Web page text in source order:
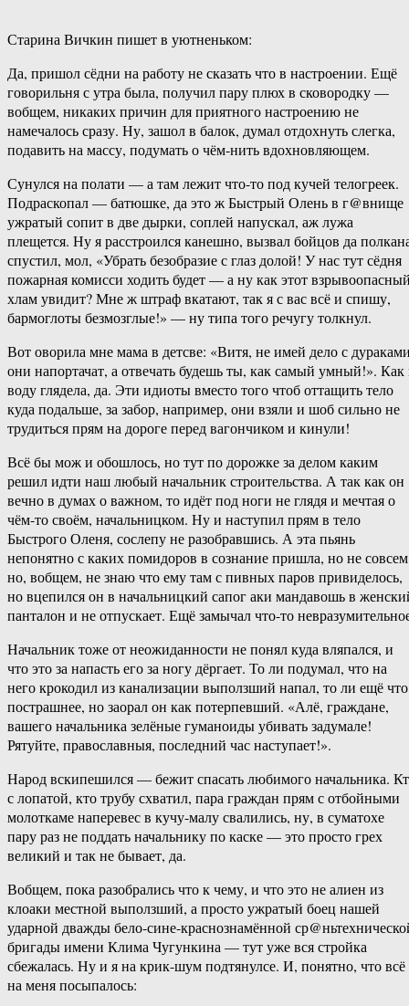
Старина Вичкин пишет в уютненьком:
Да, пришол сёдни на работу не сказать что в настроении. Ещё
говорильня с утра была, получил пару плюх в сковородку —
вобщем, никаких причин для приятного настроению не
намечалось сразу. Ну, зашол в балок, думал отдохнуть слегка,
подавить на массу, подумать о чём-нить вдохновляющем.
Сунулся на полати — а там лежит что-то под кучей телогреек.
Подраскопал — батюшке, да это ж Быстрый Олень в г@внище
ужратый сопит в две дырки, соплей напускал, аж лужа
плещется. Ну я расстроился канешно, вызвал бойцов да
спустил, мол, «Убрать безобразие с глаз долой! У нас тут сёдня
пожарная комисси ходить будет — а ну как этот
хлам увидит? Мне ж штраф вкатают, так я с вас всё и спишу,
бармоглоты безмозглые!» — ну типа того речугу толкнул.
Вот оворила мне мама в детсве: «Витя, не имей дело с
они напортачат, а отвечать будешь ты, как самый умный!». Как
воду глядела, да. Эти идиоты вместо того чтоб оттащить тело
куда подальше, за забор, например, они взяли и шоб сильно не
трудиться прям на дороге перед вагончиком и кинули!
Всё бы мож и обошлось, но тут по дорожке за делом каким
решил идти наш любый начальник строительства. А так как он
вечно в думах о важном, то идёт под ноги не глядя и мечтая о
чём-то своём, начальницком. Ну и наступил прям в тело
Быстрого Оленя, сослепу не разобравшись. А эта пьянь
непонятно с каких помидоров в сознание пришла, но не
но, вобщем, не знаю что ему там с пивных паров привиделось,
но вцепился он в начальницкий сапог аки мандавошь в
панталон и не отпускает. Ещё замычал что-то
Начальник тоже от неожиданности не понял куда вляпался, и
что это за напасть его за ногу дёргает. То ли подумал, что на
него крокодил из канализации выползший напал, то ли ещё что
пострашнее, но заорал он как потерпевший. «Алё, граждане,
вашего начальника зелёные гуманоиды убивать задумале!
Рятуйте, православныя, последний час наступает!».
Народ вскипешился — бежит спасать любимого начальника.
с лопатой, кто трубу схватил, пара граждан прям с отбойными
молоткаме наперевес в кучу-малу свалились, ну, в суматохе
пару раз не поддать начальнику по каске — это просто грех
великий и так не бывает, да.
Вобщем, пока разобрались что к чему, и что это не алиен из
клоаки местной выползший, а просто ужратый боец нашей
ударной дважды бело-сине-краснознамённой
бригады имени Клима Чугункина — тут уже вся стройка
сбежалась. Ну и я на крик-шум подтянулсе. И, понятно, что всё
на меня посыпалось: